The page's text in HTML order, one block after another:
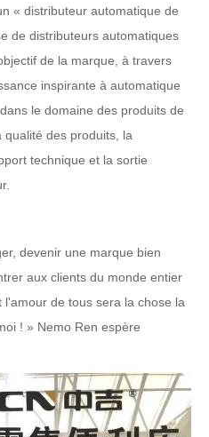
« distributeur automatique de
de distributeurs automatiques
de la marque, à travers
inspirante à automatique
le domaine des produits de
qualité des produits, la
technique et la sortie
devenir une marque bien
aux clients du monde entier
de tous sera la chose la
! » Nemo Ren espère